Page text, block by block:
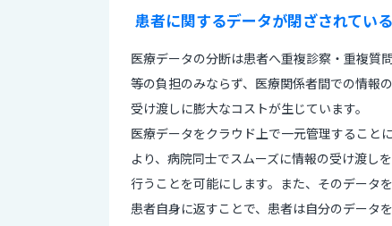
患者に関するデータが閉ざされている
医療データの分断は患者へ重複診察・重複質
等の負担のみならず、医療関係者間での情報の
受け渡しに膨大なコストが生じています。
医療データをクラウド上で一元管理することに
より、病院同士でスムーズに情報の受け渡しを
行うことを可能にします。また、そのデータを
患者自身に返すことで、患者は自分のデータを